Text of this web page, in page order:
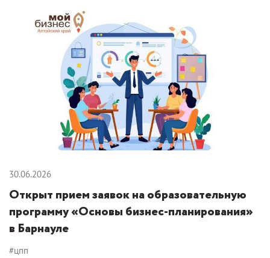
30.06.2026
Открыт прием заявок на образовательную
программу «Основы бизнес-планирования»
в Барнауле
#цпп